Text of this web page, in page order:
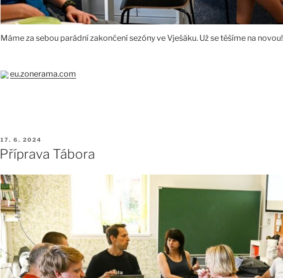
Máme za sebou parádní zakončení sezóny ve Vješáku. Už se těšíme na novou!
eu.zonerama.com
PUBLIKOVÁNO
17. 6. 2024
Příprava Tábora